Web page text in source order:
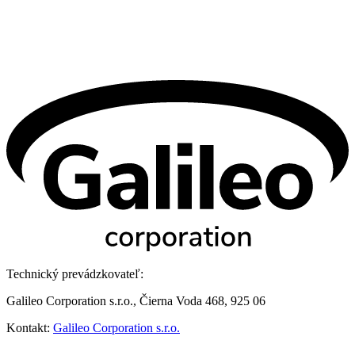
Technický prevádzkovateľ:
Galileo Corporation s.r.o., Čierna Voda 468, 925 06
Kontakt: Galileo Corporation s.r.o.